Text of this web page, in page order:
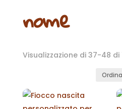
nome
Visualizzazione di 37-48